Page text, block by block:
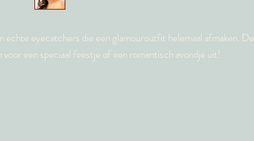
echte eyecatchers die een glamouroutfit helemaal afmaken. De
een speciaal feestje of een romantisch avondje uit!